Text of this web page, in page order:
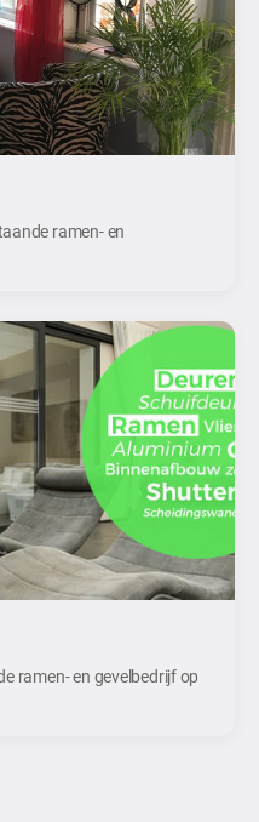
ramen- en
ramen- en gevelbedrijf op